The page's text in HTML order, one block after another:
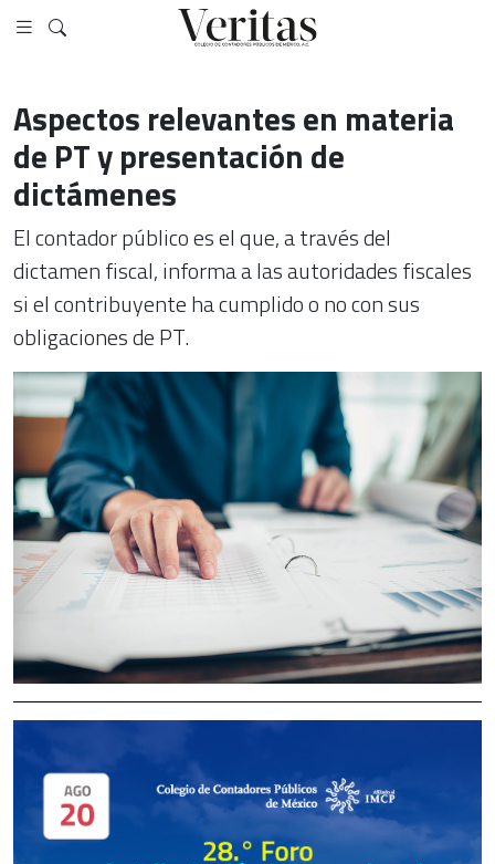
Aspectos relevantes en materia
de PT y presentación de
dictámenes
El contador público es el que, a través del
dictamen fiscal, informa a las autoridades fiscales
si el contribuyente ha cumplido o no con sus
obligaciones de PT.